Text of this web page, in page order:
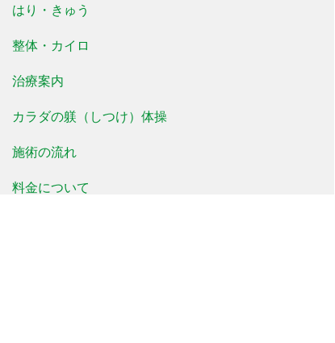
はり・きゅう
整体・カイロ
治療案内
カラダの躾（しつけ）体操
施術の流れ
料金について